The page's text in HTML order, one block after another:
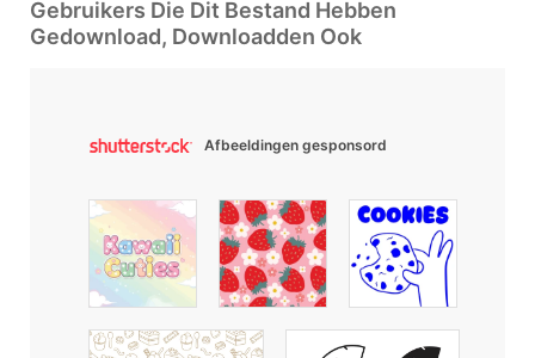
Gebruikers Die Dit Bestand Hebben
Gedownload, Downloadden Ook
Afbeeldingen gesponsord